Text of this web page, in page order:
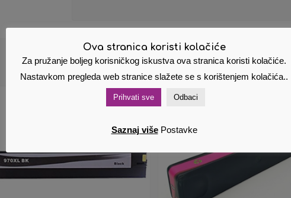
Ova stranica koristi kolačiće
Za pružanje boljeg korisničkog iskustva ova stranica koristi kolačiće.
Nastavkom pregleda web stranice slažete se s korištenjem kolačića..
Prihvati sve Odbaci
Saznaj više Postavke